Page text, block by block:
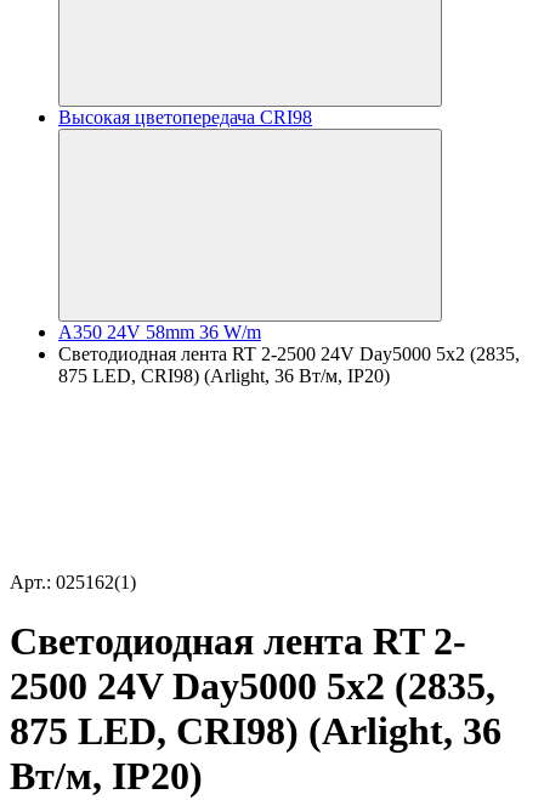
Высокая цветопередача CRI98
A350 24V 58mm 36 W/m
Светодиодная лента RT 2-2500 24V Day5000 5x2 (2835,
875 LED, CRI98) (Arlight, 36 Вт/м, IP20)
Арт.: 025162(1)
Светодиодная лента RT 2-
2500 24V Day5000 5x2 (2835,
875 LED, CRI98) (Arlight, 36
Вт/м, IP20)